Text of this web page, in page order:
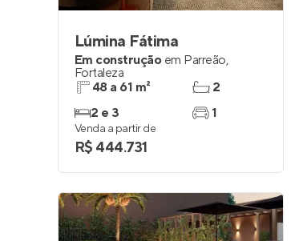
Lúmina Fátima
Em construção em Parreão,
Fortaleza
48 a 61 m²
2 e 3
2
1
Venda a partir de
R$ 444.731